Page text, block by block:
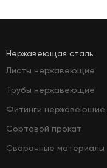
Нержавеющая сталь
Листы нержавеющие
Трубы нержавеющие
Фитинги нержавеющие
Сортовой прокат
Сварочные материалы